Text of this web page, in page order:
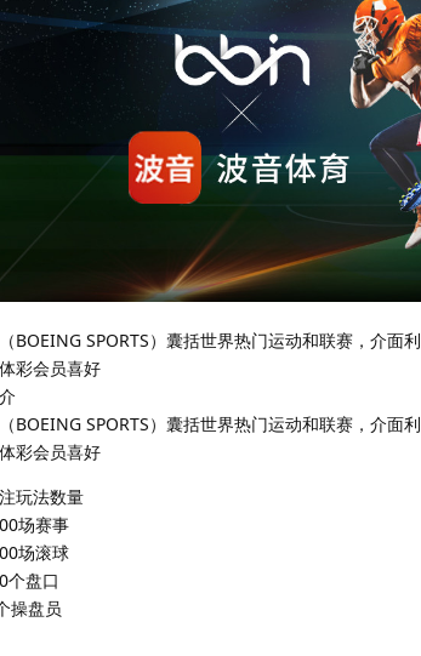
BOEING SPORTS）囊括世界热门运动和联赛，介面
彩会员喜好
BOEING SPORTS）囊括世界热门运动和联赛，介面
彩会员喜好
玩法数量
场赛事
场滚球
个盘口
操盘员